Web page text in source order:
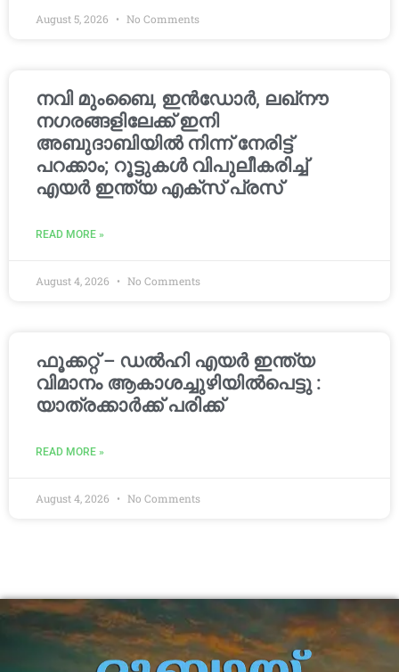
August 5, 2026 No Comments
നവി മുംബൈ, ഇൻഡോർ, ലഖ്നൗ
നഗരങ്ങളിലേക്ക് ഇനി
അബുദാബിയിൽ നിന്ന് നേരിട്ട്
പറക്കാം; റൂട്ടുകൾ വിപുലീകരിച്ച്
എയർ ഇന്ത്യ എക്സ് പ്രസ്
READ MORE »
August 4, 2026 No Comments
ഫൂക്കറ്റ് – ഡൽഹി എയര്‍ ഇന്ത്യ
വിമാനം ആകാശച്ചുഴിയില്‍പെട്ടു :
യാത്രക്കാര്‍ക്ക് പരിക്ക്
READ MORE »
August 4, 2026 No Comments